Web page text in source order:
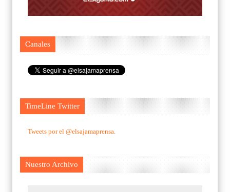
Canales
TimeLine Twitter
Tweets por el @elsajamaprensa.
Nuestro Archivo